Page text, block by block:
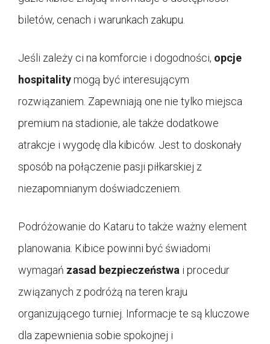
biletów, cenach i warunkach zakupu.
Jeśli zależy ci na komforcie i dogodności, opcje
hospitalitymogą być interesującym
rozwiązaniem. Zapewniają one nie tylko miejsca
premium na stadionie, ale także dodatkowe
atrakcje i wygodę dla kibiców. Jest to doskonały
sposób na połączenie pasji piłkarskiej z
niezapomnianym doświadczeniem.
Podróżowanie do Kataru to także ważny element
planowania. Kibice powinni być świadomi
wymagań zasad bezpieczeństwa i procedur
związanych z podróżą na teren kraju
organizującego turniej. Informacje te są kluczowe
dla zapewnienia sobie spokojnej i